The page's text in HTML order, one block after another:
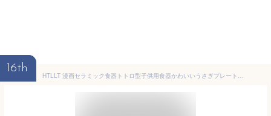
16th
HTLLT 漫画セラミック食器トトロ型子供用食器かわいいうさぎプレート幼児教育プレートセット,うさぎのお皿